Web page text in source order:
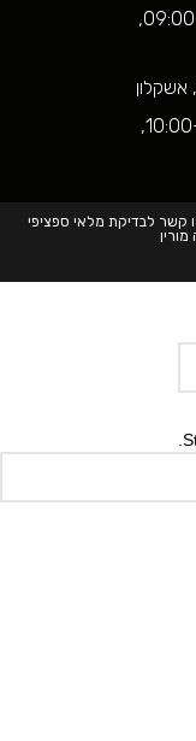
קשר לבדיקת מלאי ספציפי